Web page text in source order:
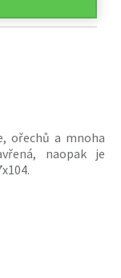
ořechů a mnoha
naopak je